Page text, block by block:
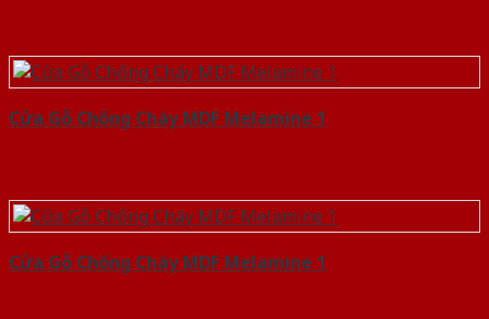
Cửa Gỗ Chống Cháy MDF Melamine 1
Cửa Gỗ Chống Cháy MDF Melamine 1